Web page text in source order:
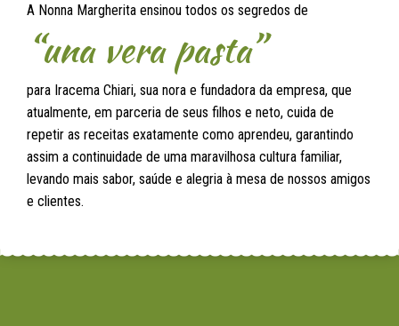
A Nonna Margherita ensinou todos os segredos de
“una vera pasta”
para Iracema Chiari, sua nora e fundadora da empresa, que
atualmente, em parceria de seus filhos e neto, cuida de
repetir as receitas exatamente como aprendeu, garantindo
assim a continuidade de uma maravilhosa cultura familiar,
levando mais sabor, saúde e alegria à mesa de nossos amigos
e clientes.